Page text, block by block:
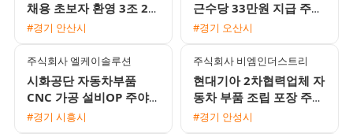
채용 초보자 환영 3조 2교
대 및 통근버스 운행
#경기 안산시
근수당 33만원 지급 주간
고정 사원 모집
#경기 오산시
주식회사 엘케이솔루션
시화공단 자동차부품
CNC 가공 설비OP 주야2
교대 모집 (매년 시급 인
#경기 시흥시
주식회사 비엠인더스트리
현대기아 2차협력업체 자
동차 부품 조립 포장 주간
고정 사원 모집
#경기 안성시